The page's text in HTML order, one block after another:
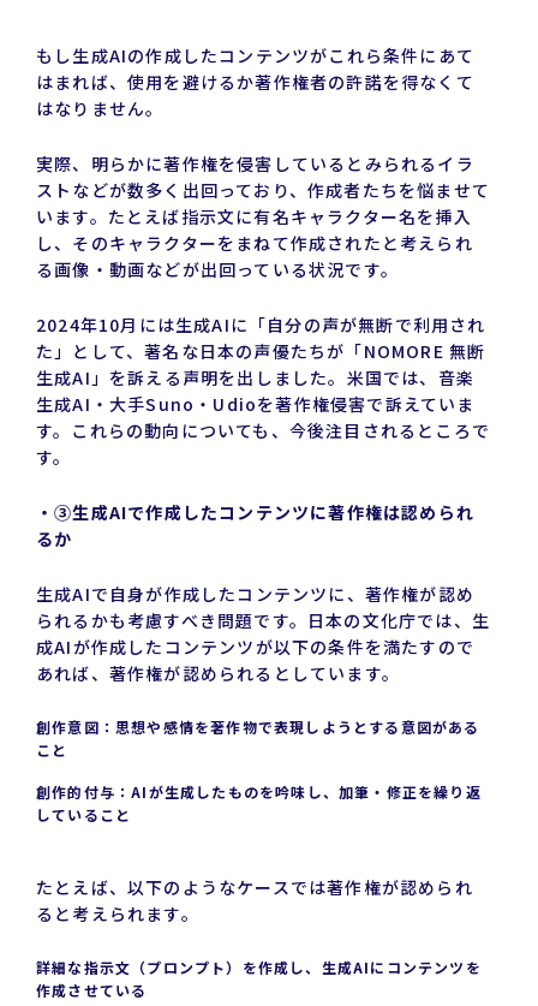
もし生成AIの作成したコンテンツがこれら条件にあて
はまれば、使用を避けるか著作権者の許諾を得なくて
はなりません。
実際、明らかに著作権を侵害しているとみられるイラ
ストなどが数多く出回っており、作成者たちを悩ませて
います。たとえば指示文に有名キャラクター名を挿入
し、そのキャラクターをまねて作成されたと考えられ
る画像・動画などが出回っている状況です。
2024年10月には生成AIに「自分の声が無断で利用され
た」として、著名な日本の声優たちが「NOMORE 無断
生成AI」を訴える声明を出しました。米国では、音楽
生成AI・大手Suno・Udioを著作権侵害で訴えていま
す。これらの動向についても、今後注目されるところで
す。
・➂生成AIで作成したコンテンツに著作権は認められ
るか
生成AIで自身が作成したコンテンツに、著作権が認め
られるかも考慮すべき問題です。日本の文化庁では、生
成AIが作成したコンテンツが以下の条件を満たすので
あれば、著作権が認められるとしています。
創作意図：思想や感情を著作物で表現しようとする意図がある
こと
創作的付与：AIが生成したものを吟味し、加筆・修正を繰り返
していること
たとえば、以下のようなケースでは著作権が認められ
ると考えられます。
詳細な指示文（プロンプト）を作成し、生成AIにコンテンツを
作成させている